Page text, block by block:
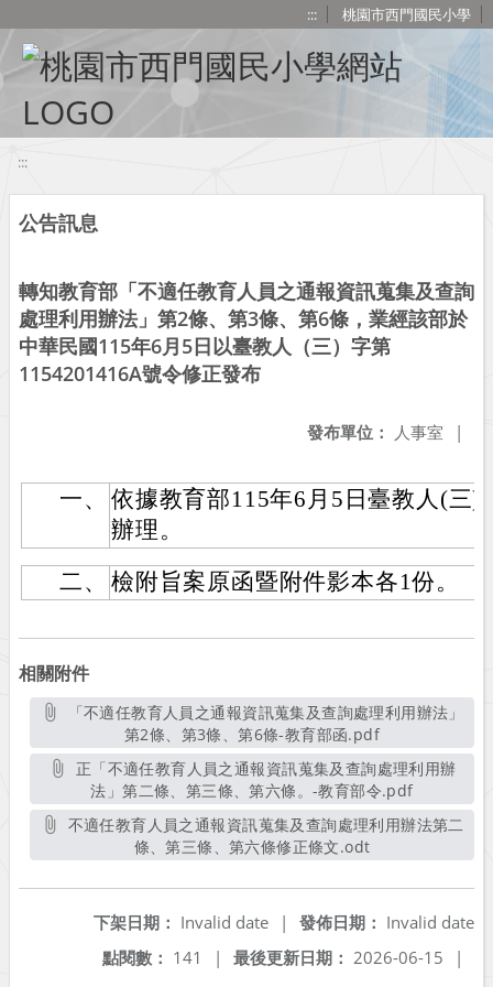
::: 桃園市西門國民小學
:::
公告訊息
轉知教育部「不適任教育人員之通報資訊蒐集及查詢
處理利用辦法」第2條、第3條、第6條，業經該部於
中華民國115年6月5日以臺教人（三）字第
1154201416A號令修正發布
發布單位： 人事室 |
一、
依據教育部115年6月5日臺教人(三)
辦理。
二、
檢附旨案原函暨附件影本各1份。
相關附件
第2條、第3條、第6條-教育部函.pdf另開新視窗
法」第二條、第三條、第六條。-教育部令.pdf另開新視窗
條、第三條、第六條修正條文.odt
發佈日期： Invalid date
下架日期： Invalid date
|
最後更新日期： 2026-06-15 |
點閱數： 141 |